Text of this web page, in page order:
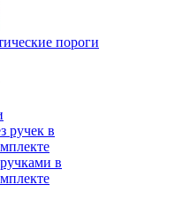
пороги
ручек в
в